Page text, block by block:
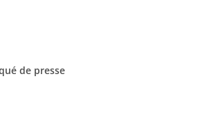
de presse